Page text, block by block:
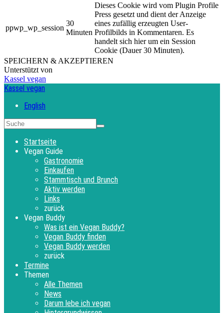
ppwp_wp_session
30
Minuten
Dieses Cookie wird vom Plugin Profile
Press gesetzt und dient der Anzeige
eines zufällig erzeugten User-
Profilbilds in Kommentaren. Es
handelt sich hier um ein Session
Cookie (Dauer 30 Minuten).
SPEICHERN & AKZEPTIEREN
Unterstützt von
Kassel vegan
Kassel vegan
English
Startseite
Vegan Guide
Gastronomie
Einkaufen
Stammtisch und Brunch
Aktiv werden
Links
zurück
Vegan Buddy
Was ist ein Vegan Buddy?
Vegan Buddy finden
Vegan Buddy werden
zurück
Termine
Themen
Alle Themen
News
Darum lebe ich vegan